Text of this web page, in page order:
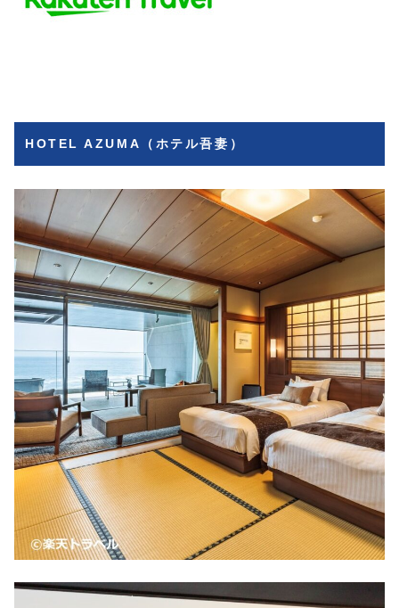
HOTEL AZUMA（ホテル吾妻）